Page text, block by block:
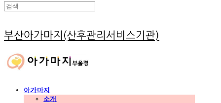
부산아가마지(산후관리서비스기관)
아가마지
소개